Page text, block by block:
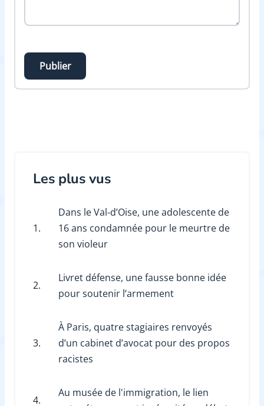
Publier
Les plus vus
1.
Dans le Val-d’Oise, une adolescente de
16 ans condamnée pour le meurtre de
son violeur
2.
Livret défense, une fausse bonne idée
pour soutenir l’armement
3.
À Paris, quatre stagiaires renvoyés
d’un cabinet d’avocat pour des propos
racistes
4.
Au musée de l'immigration, le lien